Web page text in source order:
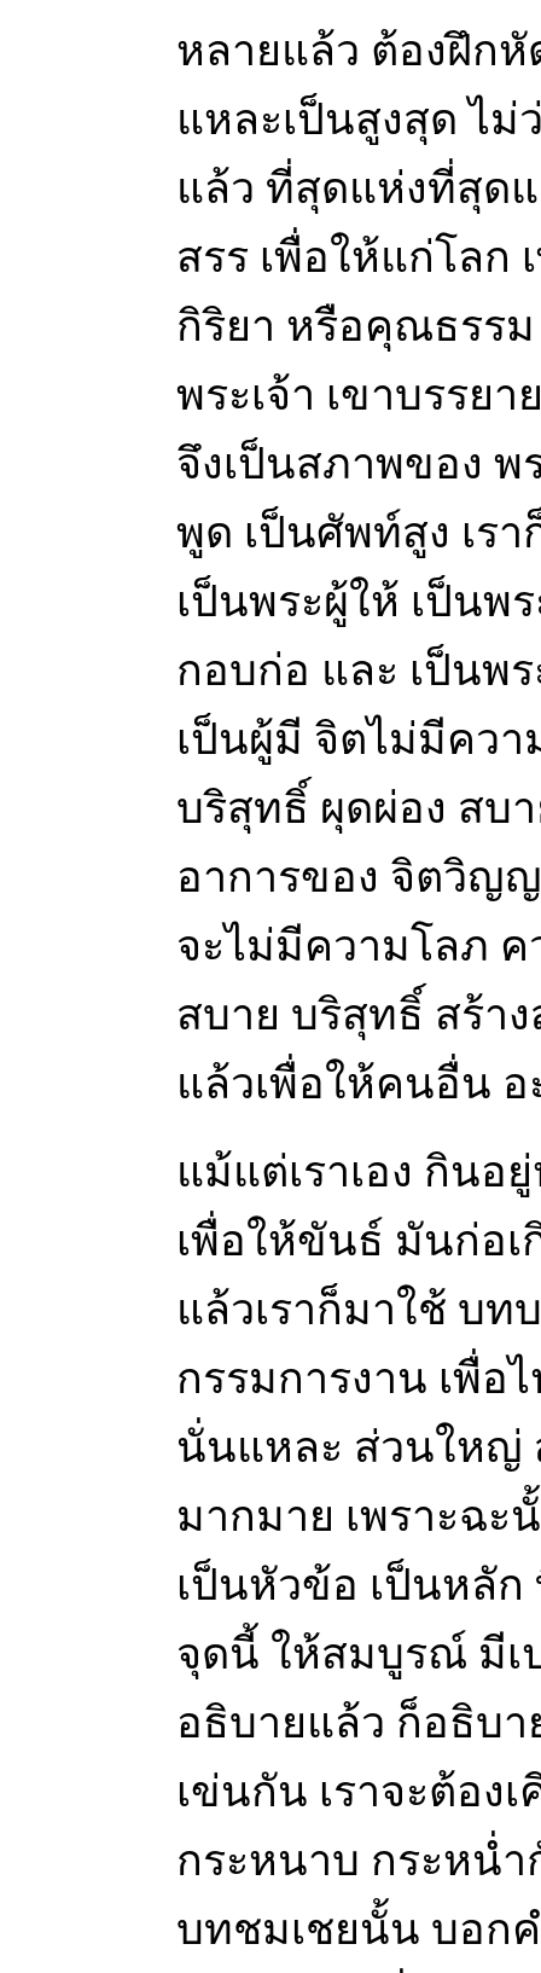
หลายแล้ว ต้องฝึกหั
แหละเป็นสูงสุด ไม่
แล้ว ที่สุดแห่งที่สุดแ
สรร เพื่อให้แก่โลก
กิริยา หรือคุณธรร
พระเจ้า เขาบรรย
จึงเป็นสภาพของ พ
พูด เป็นศัพท์สูง เร
เป็นพระผู้ให้ เป็นพ
กอบก่อ และ เป็น
เป็นผู้มี จิตไม่มีควา
บริสุทธิ์ ผุดผ่อง สบ
อาการของ จิตวิญ
จะไม่มีความโลภ ค
สบาย บริสุทธิ์ สร้าง
แล้วเพื่อให้คนอื่น
แม้แต่เราเอง กินอ
เพื่อให้ขันธ์ มันก่อ
แล้วเราก็มาใช้ บท
กรรมการงาน เพื่อ
นั่นแหละ ส่วนใหญ่
มากมาย เพราะฉ
เป็นหัวข้อ เป็นหลั
จุดนี้ ให้สมบูรณ์ มีเ
อธิบายแล้ว ก็อธิบา
เข่นกัน เราจะต้อง
กระหนาบ กระหน่
บทชมเชยนั้น บอกค